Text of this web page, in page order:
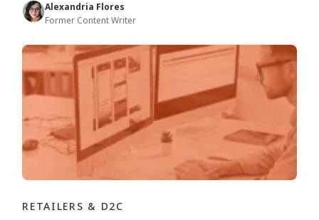
Alexandria Flores
Former Content Writer
RETAILERS & D2C